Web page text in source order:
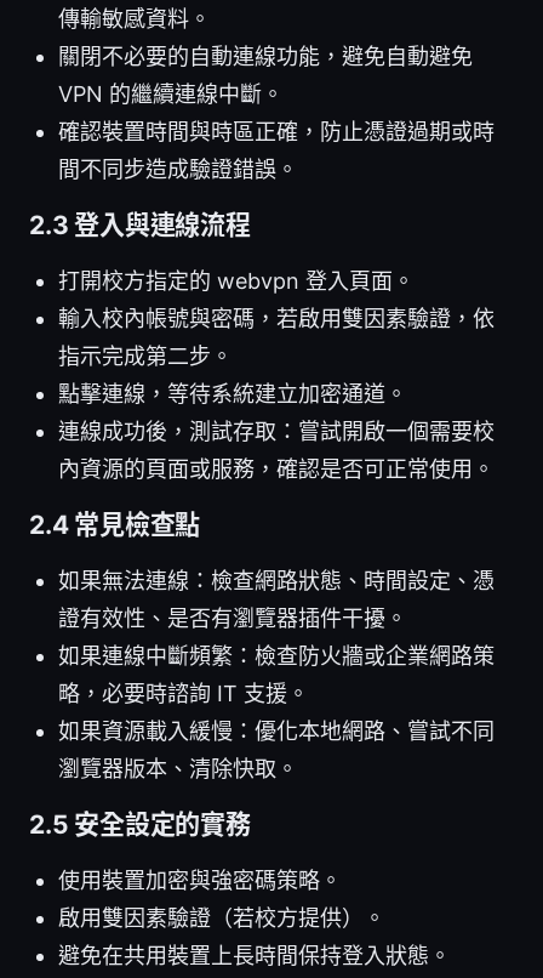
傳輸敏感資料。
關閉不必要的自動連線功能，避免自動避免
VPN 的繼續連線中斷。
確認裝置時間與時區正確，防止憑證過期或時
間不同步造成驗證錯誤。
2.3 登入與連線流程
打開校方指定的 webvpn 登入頁面。
輸入校內帳號與密碼，若啟用雙因素驗證，依
指示完成第二步。
點擊連線，等待系統建立加密通道。
連線成功後，測試存取：嘗試開啟一個需要校
內資源的頁面或服務，確認是否可正常使用。
2.4 常見檢查點
如果無法連線：檢查網路狀態、時間設定、憑
證有效性、是否有瀏覽器插件干擾。
如果連線中斷頻繁：檢查防火牆或企業網路策
略，必要時諮詢 IT 支援。
如果資源載入緩慢：優化本地網路、嘗試不同
瀏覽器版本、清除快取。
2.5 安全設定的實務
使用裝置加密與強密碼策略。
啟用雙因素驗證（若校方提供）。
避免在共用裝置上長時間保持登入狀態。